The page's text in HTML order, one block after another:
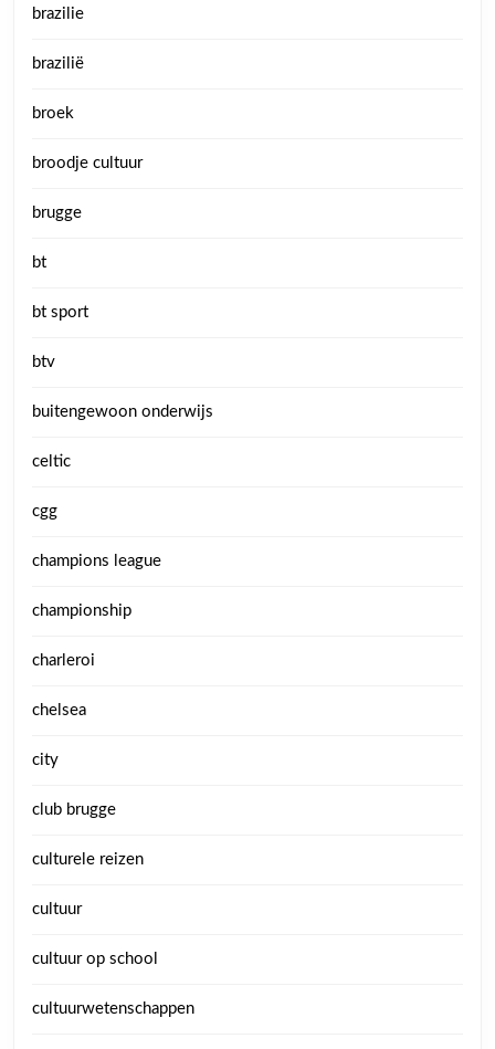
brazilie
brazilië
broek
broodje cultuur
brugge
bt
bt sport
btv
buitengewoon onderwijs
celtic
cgg
champions league
championship
charleroi
chelsea
city
club brugge
culturele reizen
cultuur
cultuur op school
cultuurwetenschappen